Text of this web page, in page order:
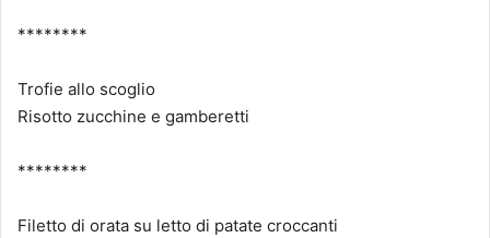
********
Trofie allo scoglio
Risotto zucchine e gamberetti
********
Filetto di orata su letto di patate croccanti